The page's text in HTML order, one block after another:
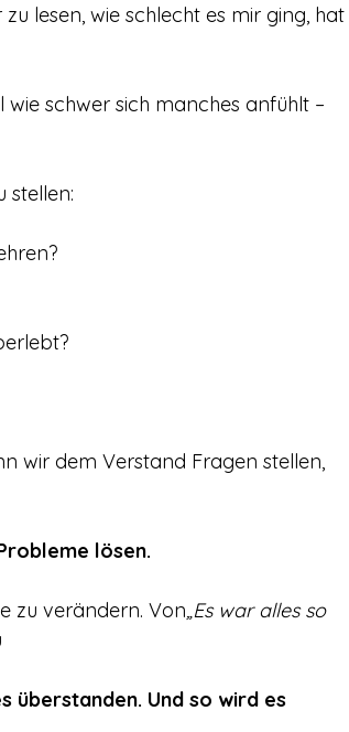
lesen, wie schlecht es mir ging, hat
wie schwer sich manches anfühlt –
stellen:
wir dem Verstand Fragen stellen,
lösen.
zu verändern. Von„Es war alles so
überstanden. Und so wird es